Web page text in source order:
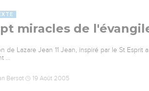
miracles de
de Lazare Jean 11 Jean, inspiré par le St
…
Bersot 19 Août 2005